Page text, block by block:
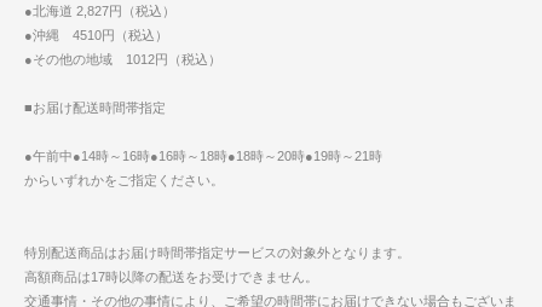
●北海道 2,827円（税込）
●沖縄 4510円（税込）
●その他の地域 1012円（税込）
■お届け配送時間帯指定
●午前中●14時～16時●16時～18時●18時～20時●19時～21時
からいずれかをご指定ください。
特別配送商品はお届け時間帯指定サービスの対象外となります。
高額商品は17時以降の配送をお受けできません。
交通事情・その他の事情により、ご希望の時間帯にお届けできない場合もございま